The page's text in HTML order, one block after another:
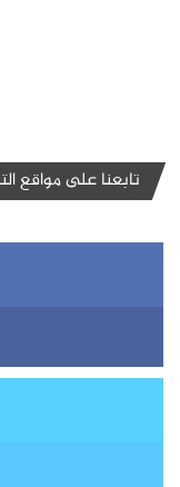
تابعنا على مواقع